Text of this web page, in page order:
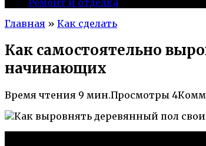
Ремонт и отделка
Главная » Как сделать
Как самостоятельно
начинающих
Время чтения 9 мин.Просмотры 4